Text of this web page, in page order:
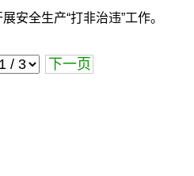
安全生产“打非治违”工作。
下一页